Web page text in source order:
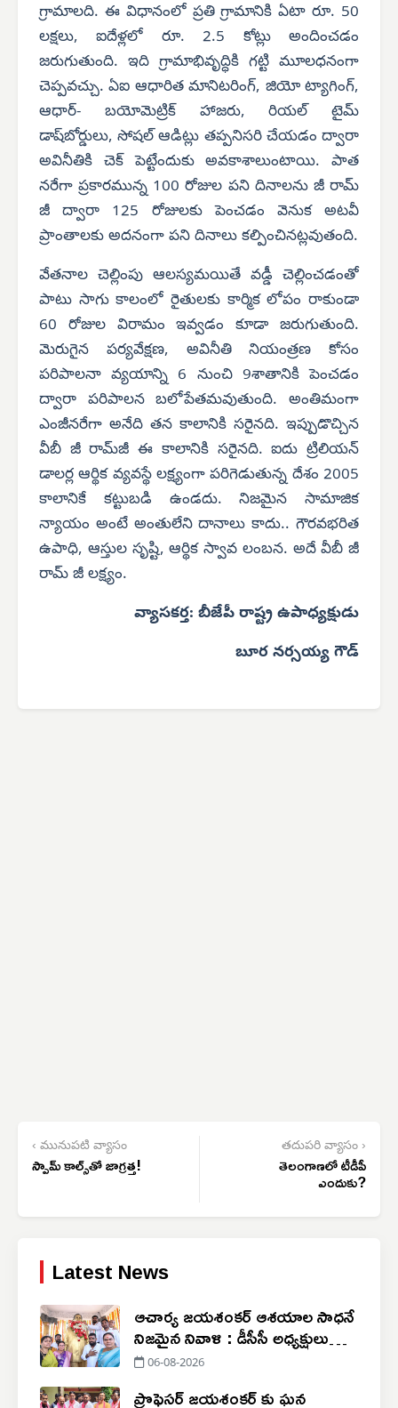
గ్రామాలది. ఈ విధానంలో ప్రతి గ్రామానికి ఏటా రూ. 50
లక్షలు, ఐదేళ్లలో రూ. 2.5 కోట్లు అందించడం
జరుగుతుంది. ఇది గ్రామాభివృద్ధికి గట్టి మూలధనంగా
చెప్పవచ్చు. ఏఐ ఆధారిత మానిటరింగ్, జియో ట్యాగింగ్,
ఆధార్- బయోమెట్రిక్ హాజరు, రియల్ టైమ్
డాష్‌బోర్డులు, సోషల్ ఆడిట్లు తప్పనిసరి చేయడం ద్వారా
అవినీతికి చెక్ పెట్టేందుకు అవకాశాలుంటాయి. పాత
నరేగా ప్రకారమున్న 100 రోజుల పని దినాలను జీ రామ్
జీ ద్వారా 125 రోజులకు పెంచడం వెనుక అటవీ
ప్రాంతాలకు అదనంగా పని దినాలు కల్పించినట్లవుతంది.
వేతనాల చెల్లింపు ఆలస్యమయితే వడ్డీ చెల్లించడంతో
పాటు సాగు కాలంలో రైతులకు కార్మిక లోపం రాకుండా
60 రోజుల విరామం ఇవ్వడం కూడా జరుగుతుంది.
మెరుగైన పర్యవేక్షణ, అవినీతి నియంత్రణ కోసం
పరిపాలనా వ్యయాన్ని 6 నుంచి 9శాతానికి పెంచడం
ద్వారా పరిపాలన బలోపేతమవుతుంది. అంతిమంగా
ఎంజీనరేగా అనేది తన కాలానికి సరైనది. ఇప్పుడొచ్చిన
వీబీ జీ రామ్‌జీ ఈ కాలానికి సరైనది. ఐదు ట్రిలియన్
డాలర్ల ఆర్థిక వ్యవస్థే లక్ష్యంగా పరిగెడుతున్న దేశం 2005
కాలానికే కట్టుబడి ఉండదు. నిజమైన సామాజిక
న్యాయం అంటే అంతులేని దానాలు కాదు.. గౌరవభరిత
ఉపాధి, ఆస్తుల సృష్టి, ఆర్థిక స్వావ లంబన. అదే వీబీ జీ
రామ్ జీ లక్ష్యం.
వ్యాసకర్త: బీజేపీ రాష్ట్ర ఉపాధ్యక్షుడు
బూర నర్సయ్య గౌడ్
‹ మునుపటి వ్యాసం
స్పామ్ కాల్స్‌తో జాగ్రత్త!
తదుపరి వ్యాసం ›
తెలంగాణలో టీడీపీ
ఎందుకు?
Latest News
ఆచార్య జయశంకర్ ఆశయాల సాధనే
నిజమైన నివాళి : డీసీసీ అధ్యక్షులు
బట్టు కరుణాకర్
06-08-2026
ప్రొఫెసర్ జయశంకర్ కు ఘన